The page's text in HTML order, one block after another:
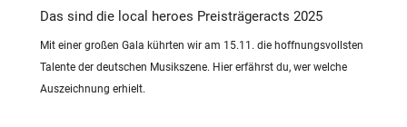
Das sind die local heroes Preisträgeracts 2025
Mit einer großen Gala kührten wir am 15.11. die hoffnungsvollsten
Talente der deutschen Musikszene. Hier erfährst du, wer welche
Auszeichnung erhielt.